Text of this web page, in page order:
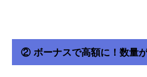
② ボーナスで高額に！数量